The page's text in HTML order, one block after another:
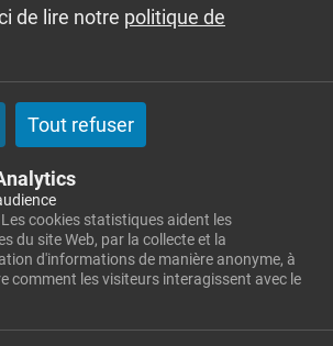
de lire notre politique de
Tout refuser
cookies statistiques aident les
du site Web, par la collecte et la
d'informations de manière anonyme, à
comment les visiteurs interagissent avec le
Mairie